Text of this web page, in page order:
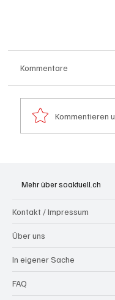
Kommentare
Kommentieren
Mehr über soaktuell.ch
Kontakt / Impressum
Über uns
In eigener Sache
FAQ